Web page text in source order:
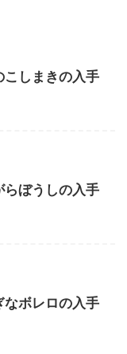
こしまきの入手
らぼうしの入手
なボレロの入手